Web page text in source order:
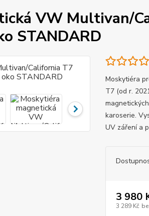
VW Multivan/
STANDARD
Moskytiéra
T7 (od r.
karoserie.
UV záření a
3 980
3 289 Kč